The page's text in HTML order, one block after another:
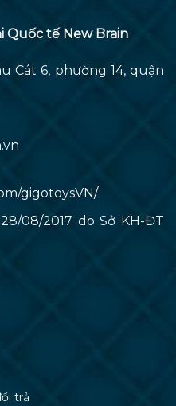
Quốc tế New Brain
Cát 6, phường 14, quận
gigotoysVN/
08/2017 do Sở KH-ĐT
trả